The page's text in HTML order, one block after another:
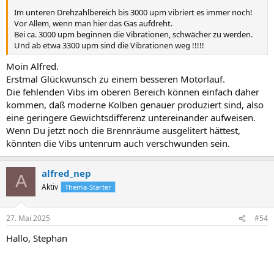
Im unteren Drehzahlbereich bis 3000 upm vibriert es immer noch!
Vor Allem, wenn man hier das Gas aufdreht.
Bei ca. 3000 upm beginnen die Vibrationen, schwächer zu werden.
Und ab etwa 3300 upm sind die Vibrationen weg !!!!!
Moin Alfred.
Erstmal Glückwunsch zu einem besseren Motorlauf.
Die fehlenden Vibs im oberen Bereich können einfach daher
kommen, daß moderne Kolben genauer produziert sind, also
eine geringere Gewichtsdifferenz untereinander aufweisen.
Wenn Du jetzt noch die Brennräume ausgelitert hättest,
könnten die Vibs untenrum auch verschwunden sein.
A alfred_nep
Aktiv Thema-Starter
27. Mai 2025 #54
Hallo, Stephan